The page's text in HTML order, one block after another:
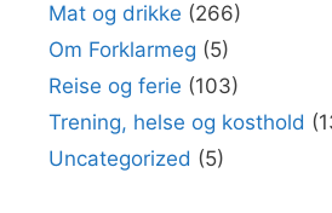
Mat og drikke (266)
Om Forklarmeg (5)
Reise og ferie (103)
Trening, helse og kosthold
Uncategorized (5)